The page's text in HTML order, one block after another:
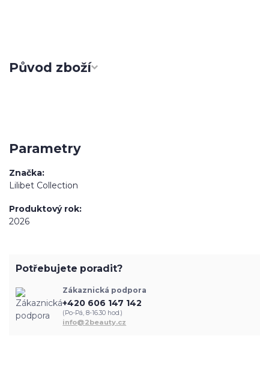
Původ zboží
Parametry
Značka
Lilibet Collection
Produktový rok
2026
Potřebujete poradit?
Zákaznická podpora
+420 606 147 142
(Po-Pá, 8-16.30 hod.)
info@2beauty.cz